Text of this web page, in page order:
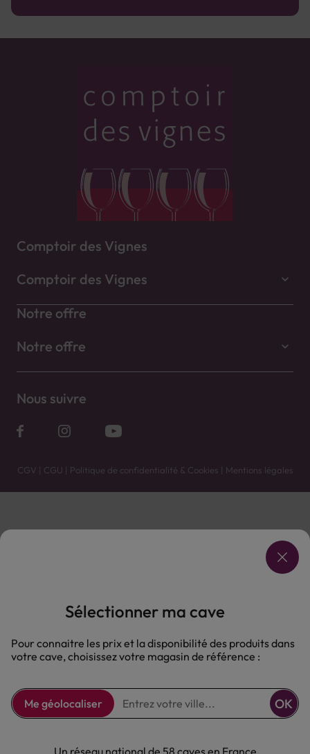
Comptoir des Vignes
Comptoir des Vignes
Notre offre
Notre offre
Nous suivre
CGV | CGU | Politique de confidentialité & Cookies | Mentions légales
Vente uniquement en caves. Contactez votre caviste pour plus de renseignements.
L'ABUS D'ALCOOL EST DANGEREUX POUR LA SANTÉ, À CONSOMMER AVEC MODÉRATION.
Sélectionner ma cave
Pour connaitre les prix et la disponibilité des produits dans
votre cave, choisissez votre magasin de référence :
Me géolocaliser OK
Un réseau national de 58 caves en France